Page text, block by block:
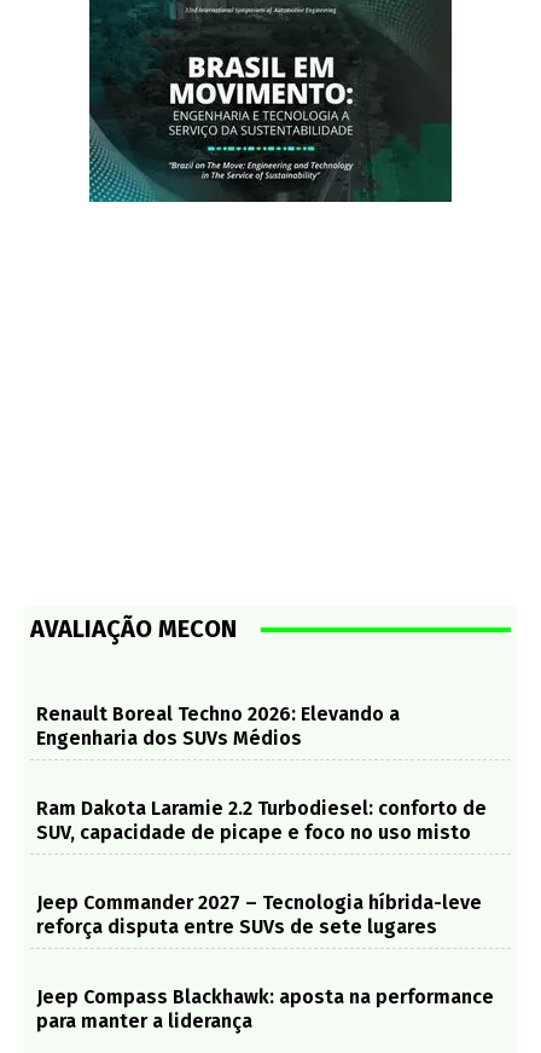
AVALIAÇÃO MECON
Renault Boreal Techno 2026: Elevando a
Engenharia dos SUVs Médios
Ram Dakota Laramie 2.2 Turbodiesel: conforto de
SUV, capacidade de picape e foco no uso misto
Jeep Commander 2027 – Tecnologia híbrida-leve
reforça disputa entre SUVs de sete lugares
Jeep Compass Blackhawk: aposta na performance
para manter a liderança